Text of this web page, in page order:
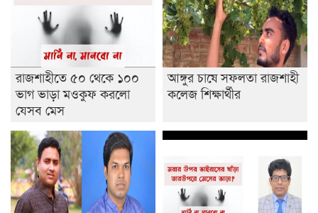
রাজশাহীতে ৫০ থেকে ১০০
ভাগ ভাড়া মওকুফ করলো
যেসব মেস
আঙ্গুর চাষে সফলতা রাজশাহী
কলেজ শিক্ষার্থীর